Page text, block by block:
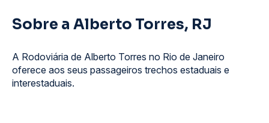
Sobre a Alberto Torres, RJ
A Rodoviária de Alberto Torres no Rio de Janeiro
oferece aos seus passageiros trechos estaduais e
interestaduais.